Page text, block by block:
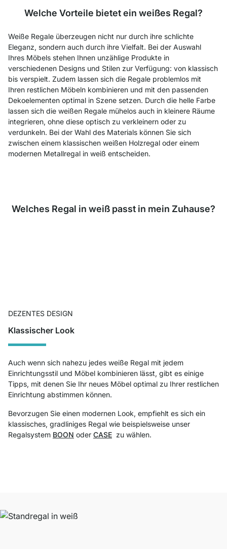
Welche Vorteile bietet ein weißes Regal?
Weiße Regale überzeugen nicht nur durch ihre schlichte
Eleganz, sondern auch durch ihre Vielfalt. Bei der Auswahl
Ihres Möbels stehen Ihnen unzählige Produkte in
verschiedenen Designs und Stilen zur Verfügung: von klassisch
bis verspielt. Zudem lassen sich die Regale problemlos mit
Ihren restlichen Möbeln kombinieren und mit den passenden
Dekoelementen optimal in Szene setzen. Durch die helle Farbe
lassen sich die weißen Regale mühelos auch in kleinere Räume
integrieren, ohne diese optisch zu verkleinern oder zu
verdunkeln. Bei der Wahl des Materials können Sie sich
zwischen einem klassischen weißen Holzregal oder einem
modernen Metallregal in weiß entscheiden.
Welches Regal in weiß passt in mein Zuhause?
DEZENTES DESIGN
Klassischer Look
Auch wenn sich nahezu jedes weiße Regal mit jedem
Einrichtungsstil und Möbel kombinieren lässt, gibt es einige
Tipps, mit denen Sie Ihr neues Möbel optimal zu Ihrer restlichen
Einrichtung abstimmen können.
Bevorzugen Sie einen modernen Look, empfiehlt es sich ein
klassisches, gradliniges Regal wie beispielsweise unser
Regalsystem BOON oder CASE zu wählen.